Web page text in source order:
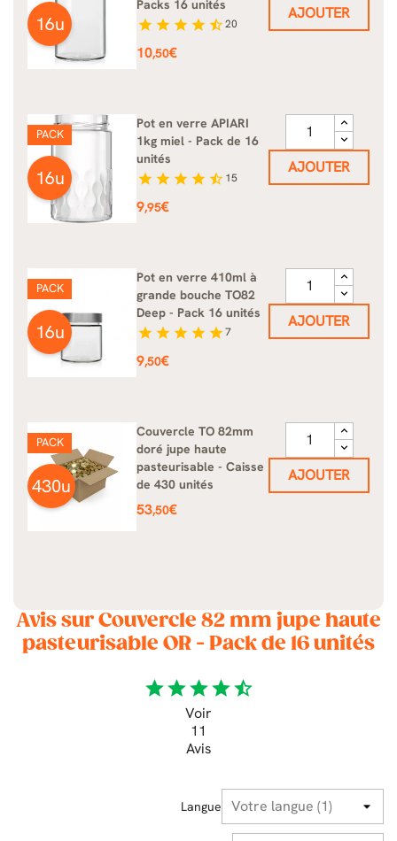
Packs 16 unités
star star star star star_half20
Prix
10,50€
16u AJOUTER
Pot en verre APIARI
1kg miel - Pack de 16
unités
star star star star star_half 15
Prix
9,95€
PACK
16u AJOUTER
Pot en verre 410ml à
grande bouche TO82
Deep - Pack 16 unités
star star star star star7
Prix
9,50€
PACK
16u AJOUTER
Couvercle TO 82mm
doré jupe haute
pasteurisable - Caisse
de 430 unités
Prix
53,50€
PACK
430u AJOUTER
Avis sur Couvercle 82 mm jupe haute
pasteurisable OR - Pack de 16 unités
starstarstarstarstar_half
Voir
11
Avis
Langue